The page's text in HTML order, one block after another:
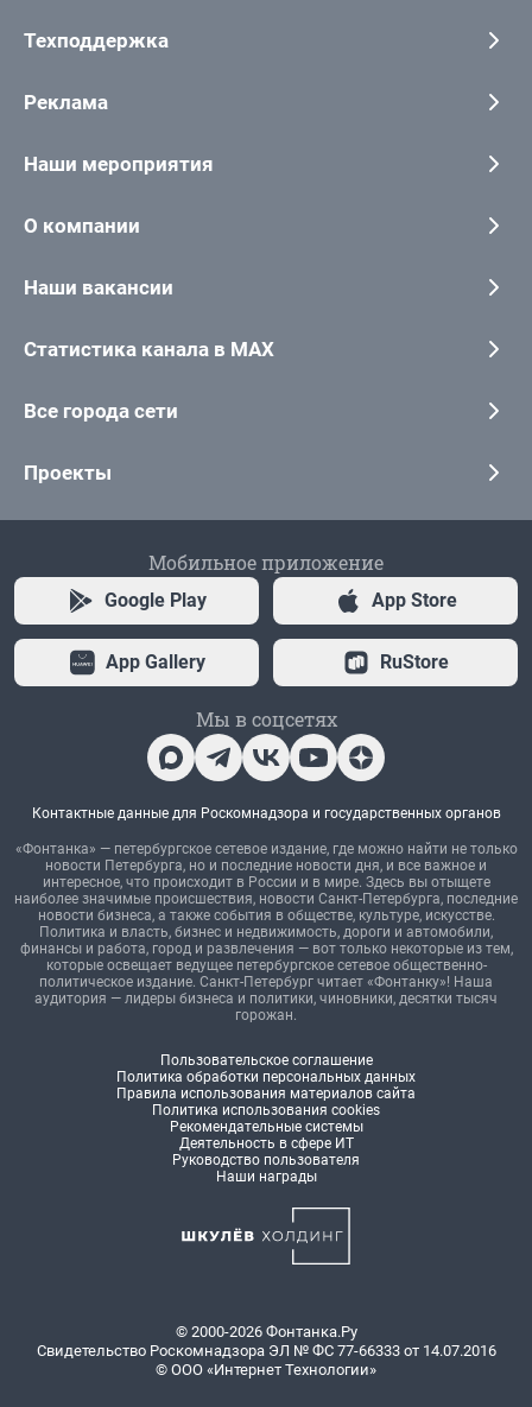
Техподдержка
Реклама
Наши мероприятия
О компании
Наши вакансии
Статистика канала в MAX
Все города сети
Проекты
Мобильное приложение
Google Play App Store
App Gallery RuStore
Мы в соцсетях
Контактные данные для Роскомнадзора и государственных органов
«Фонтанка» — петербургское сетевое издание, где можно найти не только
новости Петербурга, но и последние новости дня, и все важное и
интересное, что происходит в России и в мире. Здесь вы отыщете
наиболее значимые происшествия, новости Санкт-Петербурга, последние
новости бизнеса, а также события в обществе, культуре, искусстве.
Политика и власть, бизнес и недвижимость, дороги и автомобили,
финансы и работа, город и развлечения — вот только некоторые из тем,
которые освещает ведущее петербургское сетевое общественно-
политическое издание. Санкт-Петербург читает «Фонтанку»! Наша
аудитория — лидеры бизнеса и политики, чиновники, десятки тысяч
горожан.
Пользовательское соглашение
Политика обработки персональных данных
Правила использования материалов сайта
Политика использования cookies
Рекомендательные системы
Деятельность в сфере ИТ
Руководство пользователя
Наши награды
© 2000-2026 Фонтанка.Ру
Свидетельство Роскомнадзора ЭЛ № ФС 77-66333 от 14.07.2016
© ООО «Интернет Технологии»